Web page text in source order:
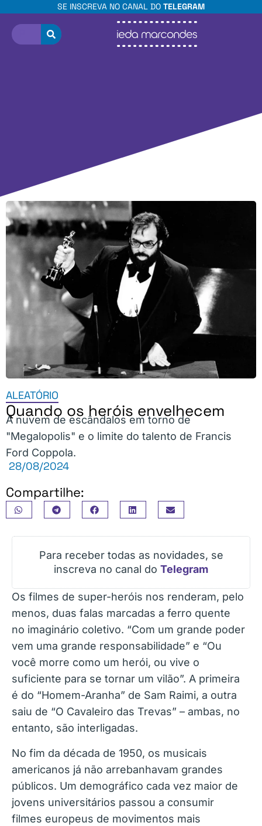
SE INSCREVA NO CANAL DO TELEGRAM
ALEATÓRIO
Quando os heróis envelhecem
A nuvem de escândalos em torno de
"Megalopolis" e o limite do talento de Francis
Ford Coppola.
28/08/2024
Compartilhe:
Para receber todas as novidades, se
inscreva no canal do Telegram
Os filmes de super-heróis nos renderam, pelo
menos, duas falas marcadas a ferro quente
no imaginário coletivo. “Com um grande poder
vem uma grande responsabilidade” e “Ou
você morre como um herói, ou vive o
suficiente para se tornar um vilão”. A primeira
é do “Homem-Aranha” de Sam Raimi, a outra
saiu de “O Cavaleiro das Trevas” – ambas, no
entanto, são interligadas.
No fim da década de 1950, os musicais
americanos já não arrebanhavam grandes
públicos. Um demográfico cada vez maior de
jovens universitários passou a consumir
filmes europeus de movimentos mais